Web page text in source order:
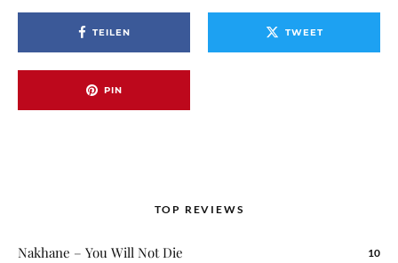
TEILEN TWEET
PIN
TOP REVIEWS
Nakhane – You Will Not Die 10